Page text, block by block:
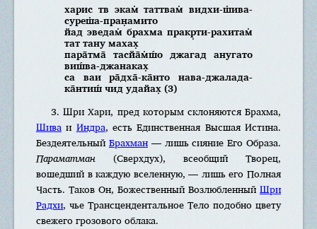
харис тв экам̇ таттвам̇ видхи-ш̇ива-
суреш̇а-пран̣амито
йад эведам̇ брахма пракр̣ти-рахитам̇
тат тану махах̣
пара̄тма̄ тасйа̄м̇ш́о джагад анугато
виш́ва-джанаках̣
са ваи ра̄дха̄-ка̄нто нава-джалада-
ка̄нтиш́ чид удайах̣ (3)
3. Шри Хари, пред которым склоняются Брахма,
Шива и Индра, есть Единственная Высшая Истина.
Бездеятельный Брахман— лишь сияние Его Образа.
Параматман (Сверхдух), всеобщий Творец,
вошедший в каждую вселенную, — лишь его Полная
Часть. Таков Он, Божественный Возлюбленный Шри
Радхи, чье Трансцендентальное Тело подобно цвету
свежего грозового облака.